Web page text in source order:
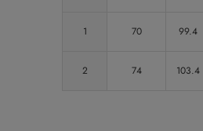
1 70 99.4
2 74 103.4